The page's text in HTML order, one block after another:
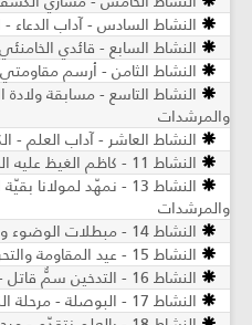
النشاط السادس - آداب الدعاء
النشاط السابع - قائدي
النشاط الثامن - أرسم
النشاط التاسع - مسابقة ولادة
والمرشدات
النشاط العاشر - آداب العلم -
النشاط 11 - كاظم الغيظ عليه السلام - الكشافة والمرشدات
النشاط 13 - نمهّد
والمرشدات
النشاط 14 - مبطلات الوضوء والصلاة - الكشافة والمرشدات
النشاط 15 - عيد المقاومة والتحرير - مرحلة الكشافة والمرشدات
النشاط 16 - التدخين سمٌّ قاتل - مرحلة الكشافة والمرشدات
النشاط 17 - البوصلة - مرحلة الكشافة والمرشدات